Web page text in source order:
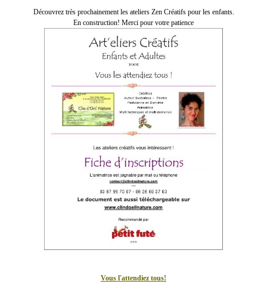
Découvrez très prochainement les ateliers Zen Créatifs pour les enfants.
En construction! Merci pour votre patience
Vous l'attendiez tous!